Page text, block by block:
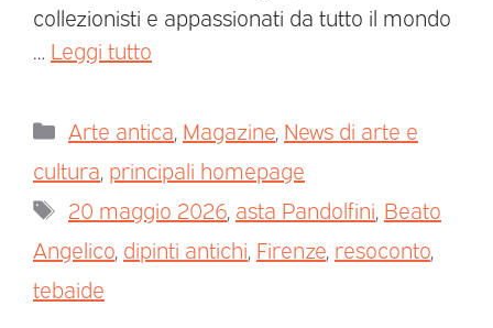
collezionisti e appassionati da tutto il mondo
Leggi tutto
Arte antica Magazine News di arte e
cultura principali homepage
20 maggio 2026 asta Pandolfini Beato
Angelico dipinti antichi Firenze resoconto
tebaide